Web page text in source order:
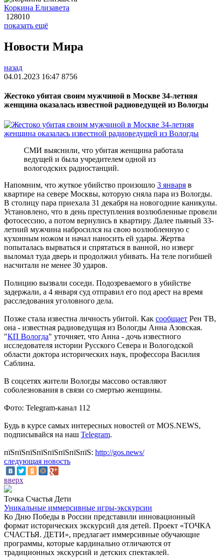
Коркина Елизавета
128010
показать ещё
Новости Мира
назад
04.01.2023 16:47 8756
Жестоко убитая своим мужчиной в Москве 34-летняя
женщина оказалась известной радиоведущей из Вологды
СМИ выяснили, что убитая женщина работала
ведущей и была учредителем одной из
вологодских радиостанций.
Напомним, что жуткое убийство произошло 3 января в
квартире на севере Москвы, которую сняла пара из Вологды.
В столицу пара приехала 31 декабря на новогодние каникулы.
Установлено, что в день преступления возлюбленные провели
фотосессию, а потом вернулись в квартиру. Далее пьяный 33-
летний мужчина набросился на свою возлюбленную с
кухонным ножом и начал наносить ей удары. Жертва
попыталась вырваться и спрятаться в ванной, но изверг
выломал туда дверь и продолжил убивать. На теле погибшей
насчитали не менее 30 ударов.
Полицию вызвали соседи. Подозреваемого в убийстве
задержали, а 4 января суд отправил его под арест на время
расследования уголовного дела.
Позже стала известна личность убитой. Как сообщает Рен ТВ,
она - известная радиоведущая из Вологды Анна Азовская.
"КП Вологда" уточняет, что Анна - дочь известного
исследователя истории Русского Севера и Вологодской
области доктора исторических наук, профессора Василия
Саблина.
В соцсетях жители Вологды массово оставляют
соболезнования в связи со смертью женщины.
Фото: Telegram-канал 112
Будь в курсе самых интересных новостей от MOS.NEWS,
подписывайся на наш Telegram.
пїЅпїЅпїЅпїЅпїЅпїЅпїЅпїЅ: http://gos.news/
следующая новость
вверх
Точка Счастья Дети
Уникальные иммерсивные игры-экскурсии
Ко Дню Победы в России представили инновационный
формат исторических экскурсий для детей. Проект «ТОЧКА
СЧАСТЬЯ. ДЕТИ», предлагает иммерсивные обучающие
программы, которые кардинально отличаются от
традиционных экскурсий и детских спектаклей.